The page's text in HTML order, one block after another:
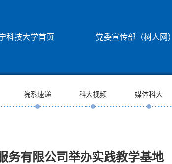
科技大学首页 党委宣传部（树人网）
院系速递 科大视频 媒体科大
务有限公司举办实践教学基地